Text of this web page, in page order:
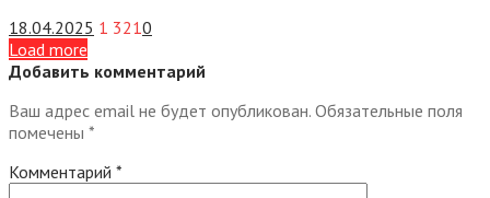
18.04.2025 1 3210
Load more
Добавить комментарий
Ваш адрес email не будет опубликован. Обязательные поля
помечены *
Комментарий *